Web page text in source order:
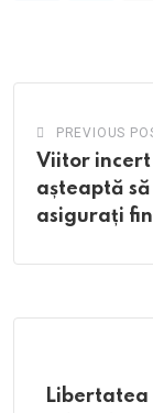
PREVIOUS
Viitor
așteaptă
asigurați
Libertatea